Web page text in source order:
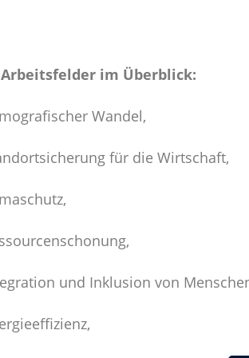
im Überblick:
Wandel,
für die Wirtschaft,
und Inklusion von